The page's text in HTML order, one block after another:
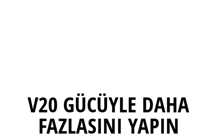
V20 GÜCÜYLE DAHA
FAZLASINI YAPIN